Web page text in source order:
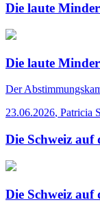
Die laute
Die laute
Der
23.06.2026, Patricia
Die Schweiz auf
Die Schweiz auf